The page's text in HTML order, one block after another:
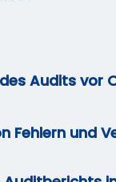
Audits vor
Fehlern und